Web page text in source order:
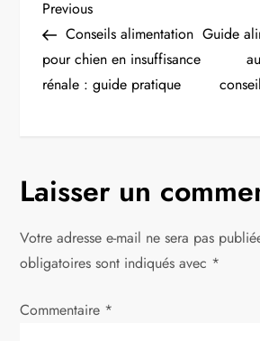
N
a
v
g
a
t
i
Previous
Post
Previous
Conseils alimentation
pour chien en insuffisance
rénale : guide pratique
Guide
Laisser un
Votre adresse e-mail ne sera pas
obligatoires sont indiqués avec *
Commentaire *